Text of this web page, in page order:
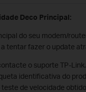
Deco Principal:
do seu modem/
tentar fazer o update
o suporte TP-
identificativa do
de velocidade